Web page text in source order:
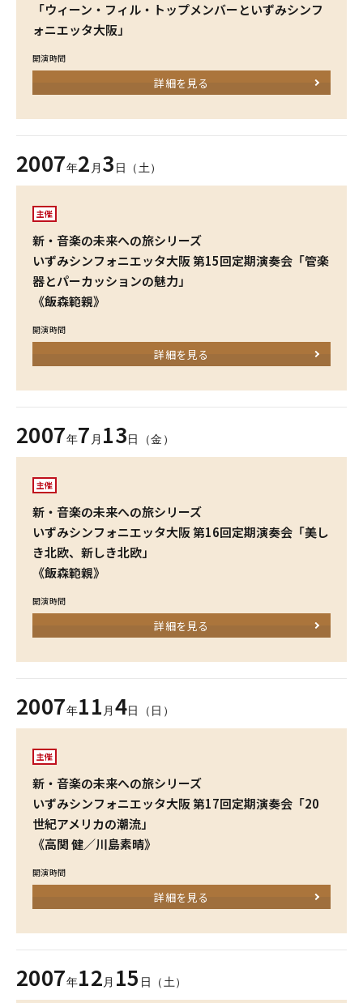
「ウィーン・フィル・トップメンバーといずみシンフ
ォニエッタ大阪」
開演時間
詳細を見る
2007年2 月 3 日（土）
主催
新・音楽の未来への旅シリーズ
いずみシンフォニエッタ大阪 第15回定期演奏会「管楽
器とパーカッションの魅力」
《飯森範親》
開演時間
詳細を見る
2007年7 月 13日（金）
主催
新・音楽の未来への旅シリーズ
いずみシンフォニエッタ大阪 第16回定期演奏会「美し
き北欧、新しき北欧」
《飯森範親》
開演時間
詳細を見る
2007年11 月 4日（日）
主催
新・音楽の未来への旅シリーズ
いずみシンフォニエッタ大阪 第17回定期演奏会「20
世紀アメリカの潮流」
《高関 健／川島素晴》
開演時間
詳細を見る
2007年12 月 15 日（土）